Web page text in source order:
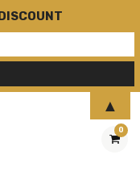
0
▲